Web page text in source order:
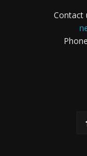
Contact